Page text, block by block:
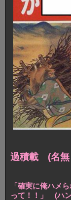
過積載 (名無
「確実に俺ハメ
って！！」 (ハ